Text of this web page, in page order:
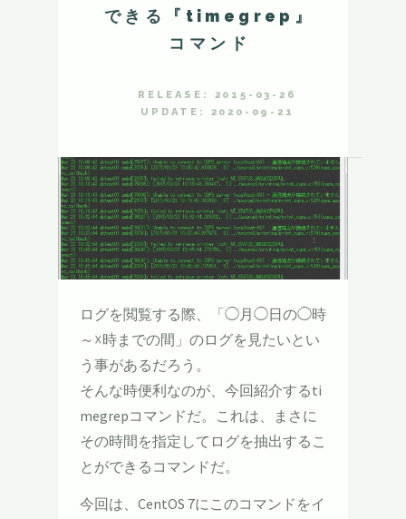
できる『timegrep』
コマンド
RELEASE: 2015-03-26
UPDATE: 2020-09-21
ログを閲覧する際、「◯月◯日の◯時
～☓時までの間」のログを見たいとい
う事があるだろう。
そんな時便利なのが、今回紹介するti
megrepコマンドだ。これは、まさに
その時間を指定してログを抽出するこ
とができるコマンドだ。
今回は、CentOS 7にこのコマンドをイ